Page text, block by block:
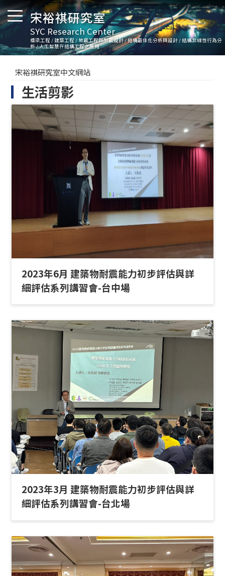
宋裕祺研究室
SYC Research Center
橋梁工程 / 建築工程 / 地震工程與耐震設計 / 結構最佳化分析與設計 / 結構非線性行為分
析 / 人工智慧在結構工程之應用
宋裕祺研究室中文網站
生活剪影
2023年6月 建築物耐震能力初步評估與詳
細評估系列講習會-台中場
2023年3月 建築物耐震能力初步評估與詳
細評估系列講習會-台北場